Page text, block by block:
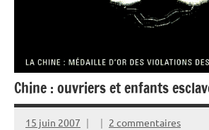
Chine : ouvriers et enfants
15 juin 2007 2 commentaires